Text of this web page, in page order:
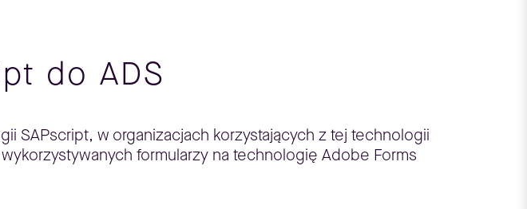
do ADS
SAPscript, w organizacjach korzystających z tej technologii
formularzy na technologię Adobe Forms